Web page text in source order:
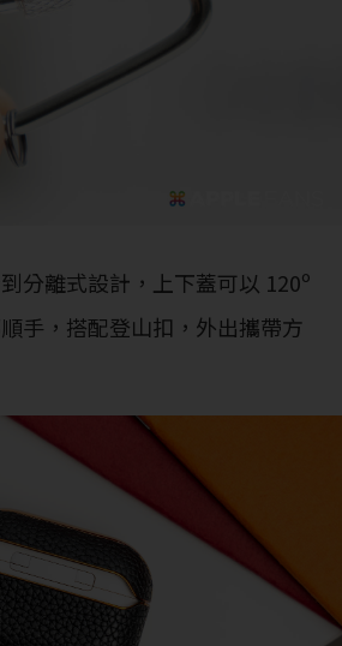
分離式設計，上下蓋可以 120º
手，搭配登山扣，外出攜帶方